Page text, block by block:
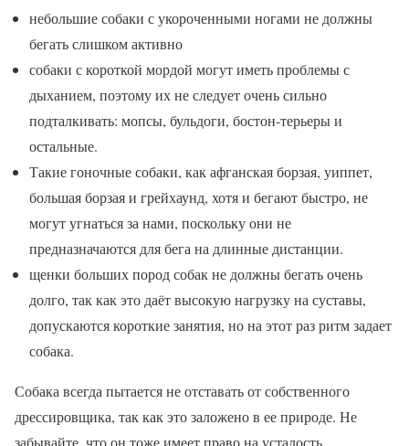
небольшие собаки с укороченными ногами не должны
бегать слишком активно
собаки с короткой мордой могут иметь проблемы с
дыханием, поэтому их не следует очень сильно
подталкивать: мопсы, бульдоги, бостон-терьеры и
остальные.
Такие гоночные собаки, как афганская борзая, уиппет,
большая борзая и грейхаунд, хотя и бегают быстро, не
могут угнаться за нами, поскольку они не
предназначаются для бега на длинные дистанции.
щенки больших пород собак не должны бегать очень
долго, так как это даёт высокую нагрузку на суставы,
допускаются короткие занятия, но на этот раз ритм задает
собака.
Собака всегда пытается не отставать от собственного
дрессировщика, так как это заложено в ее природе. Не
забывайте, что он тоже имеет право на усталость,